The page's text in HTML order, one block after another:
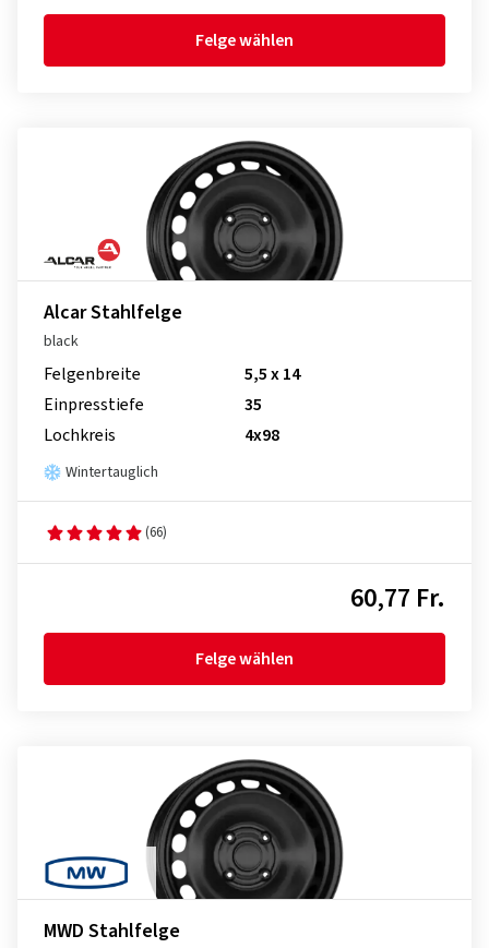
Felge wählen
Alcar Stahlfelge
black
Felgenbreite
5,5 x 14
Einpresstiefe
35
Lochkreis
4x98
Wintertauglich
(66)
60,77 Fr.
Felge wählen
MWD Stahlfelge